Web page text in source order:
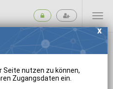
Seite nutzen zu können,
Zugangsdaten ein.